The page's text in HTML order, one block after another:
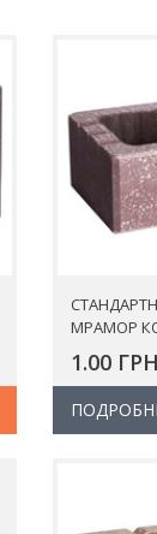
МРАМОР
1.00 ГРН